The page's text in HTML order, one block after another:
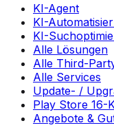
KI-Agent
KI-
KI-
Alle Lösungen
Alle Third-
Alle Services
Update- /
Play Store 16-
Angebote &